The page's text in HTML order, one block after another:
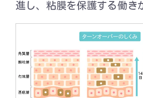
進し、粘膜を保護する働き